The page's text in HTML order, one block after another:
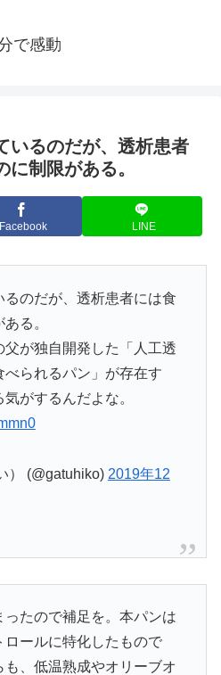
で感動
いるのだが、透析患者
制限がある。
Facebook LINE
のだが、透析患者には食
る。
が独自開発した「人工透
られるパン」が存在す
がするんだよな。
） (@gatuhiko) 2019年12
たので補足を。本パンは
ロールに特化したもので
、低温熟成やオリーブオ